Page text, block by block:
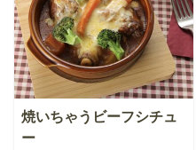
焼いちゃうビーフシチュ
ー